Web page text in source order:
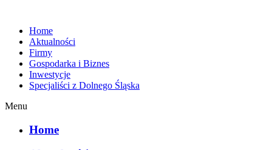
Home
Aktualności
Firmy
Gospodarka i Biznes
Inwestycje
Specjaliści z Dolnego Śląska
Menu
Home